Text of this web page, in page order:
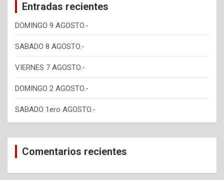
Entradas recientes
DOMINGO 9 AGOSTO.-
SABADO 8 AGOSTO.-
VIERNES 7 AGOSTO.-
DOMINGO 2 AGOSTO.-
SABADO 1ero AGOSTO.-
Comentarios recientes